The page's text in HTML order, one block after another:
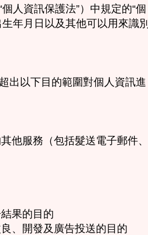
人資訊保護法”）中規定的“個
年月日以及其他可以用來識別
出以下目的範圍對個人資訊進
他服務（包括髮送電子郵件、
果的目的
、開發及廣告投送的目的